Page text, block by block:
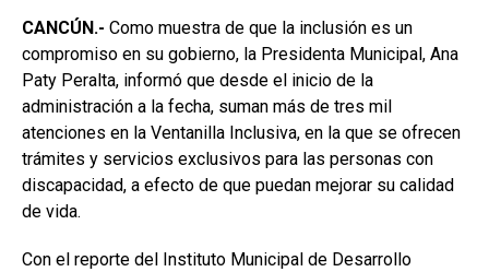
CANCÚN.- Como muestra de que la inclusión es un
compromiso en su gobierno, la Presidenta Municipal, Ana
Paty Peralta, informó que desde el inicio de la
administración a la fecha, suman más de tres mil
atenciones en la Ventanilla Inclusiva, en la que se ofrecen
trámites y servicios exclusivos para las personas con
discapacidad, a efecto de que puedan mejorar su calidad
de vida.
Con el reporte del Instituto Municipal de Desarrollo